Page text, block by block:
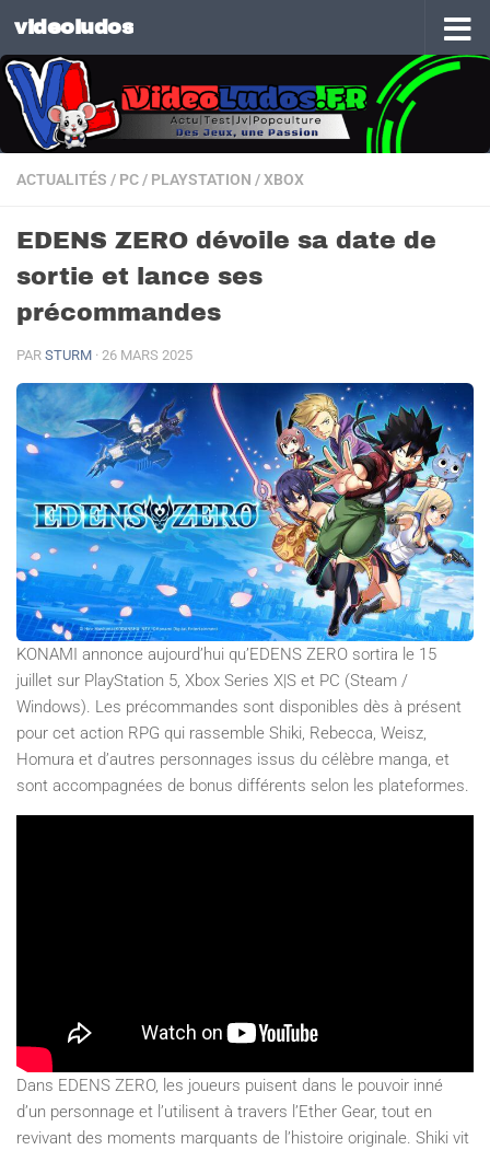
Skip to content
videoludos
ACTUALITÉS / PC/ PLAYSTATION /XBOX
EDENS ZERO dévoile sa date de
sortie et lance ses
précommandes
PAR STURM · 26 MARS 2025
KONAMI annonce aujourd’hui qu’EDENS ZERO sortira le 15
juillet sur PlayStation 5, Xbox Series X|S et PC (Steam /
Windows). Les précommandes sont disponibles dès à présent
pour cet action RPG qui rassemble Shiki, Rebecca, Weisz,
Homura et d’autres personnages issus du célèbre manga, et
sont accompagnées de bonus différents selon les plateformes.
Dans EDENS ZERO, les joueurs puisent dans le pouvoir inné
d’un personnage et l’utilisent à travers l’Ether Gear, tout en
revivant des moments marquants de l’histoire originale. Shiki vit